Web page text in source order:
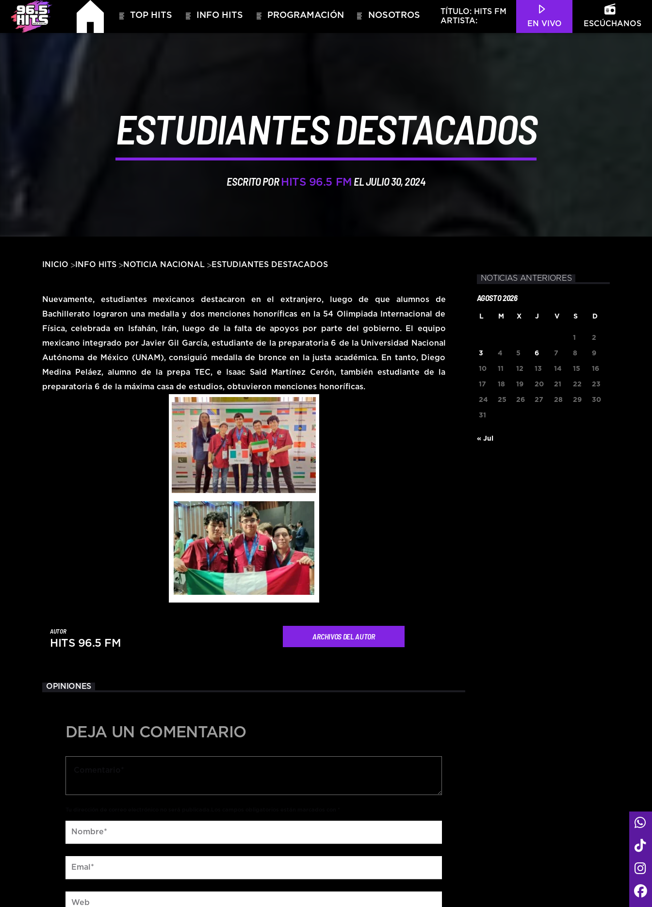
TOP HITS INFO HITS PROGRAMACIÓN NOSOTROS
ESCÚCHANOS
EN VIVO
TÍTULO: HITS FM
ARTISTA:
ESTUDIANTES DESTACADOS
ESCRITO POR HITS 96.5 FM EL JULIO 30, 2024
INICIO INFO HITS NOTICIA NACIONAL ESTUDIANTES DESTACADOS
Nuevamente, estudiantes mexicanos destacaron en el extranjero, luego de que alumnos de
Bachillerato lograron una medalla y dos menciones honoríficas en la 54 Olimpiada Internacional de
Física, celebrada en Isfahán, Irán, luego de la falta de apoyos por parte del gobierno. El equipo
mexicano integrado por Javier Gil García, estudiante de la preparatoria 6 de la Universidad Nacional
Autónoma de México (UNAM), consiguió medalla de bronce en la justa académica. En tanto, Diego
Medina Peláez, alumno de la prepa TEC, e Isaac Said Martínez Cerón, también estudiante de la
preparatoria 6 de la máxima casa de estudios, obtuvieron menciones honoríficas.
AUTOR
HITS 96.5 FM
ARCHIVOS DEL AUTOR
OPINIONES
DEJA UN COMENTARIO
NOTICIAS ANTERIORES
AGOSTO 2026
L M X J V S D
1 2
3 4 5 6 7 8 9
10 11 12 13 14 15 16
17 18 19 20 21 22 23
24 25 26 27 28 29 30
31
« Jul